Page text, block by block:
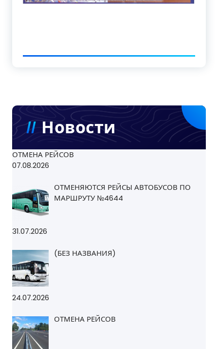
Новости
ОТМЕНА РЕЙСОВ
07.08.2026
ОТМЕНЯЮТСЯ РЕЙСЫ АВТОБУСОВ ПО
МАРШРУТУ №4644
31.07.2026
(БЕЗ НАЗВАНИЯ)
24.07.2026
ОТМЕНА РЕЙСОВ